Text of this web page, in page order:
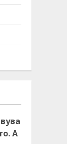
А